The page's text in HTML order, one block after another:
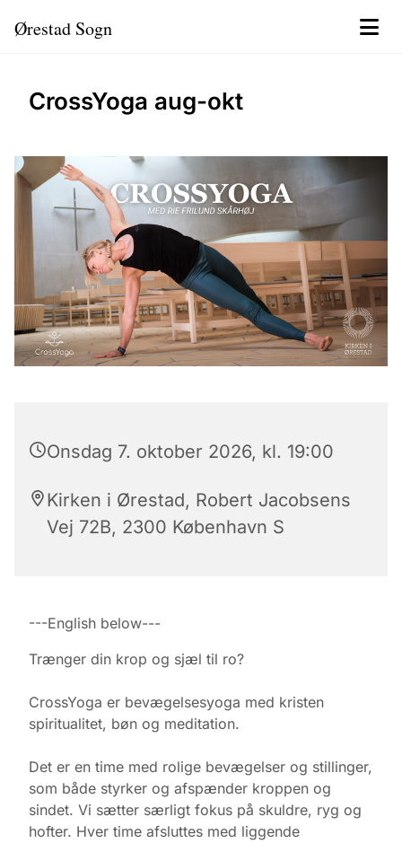
Ørestad Sogn
CrossYoga aug-okt
Onsdag 7. oktober 2026, kl. 19:00
Kirken i Ørestad, Robert Jacobsens
Vej 72B, 2300 København S
---English below---
Trænger din krop og sjæl til ro?
CrossYoga er bevægelsesyoga med kristen
spiritualitet, bøn og meditation.
Det er en time med rolige bevægelser og stillinger,
som både styrker og afspænder kroppen og
sindet. Vi sætter særligt fokus på skuldre, ryg og
hofter. Hver time afsluttes med liggende